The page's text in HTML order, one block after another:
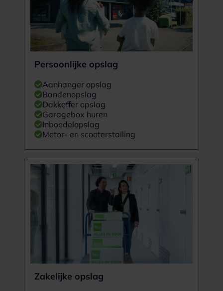
Persoonlijke opslag
Aanhanger opslag
Bandenopslag
Dakkoffer opslag
Garagebox huren
Inboedelopslag
Motor- en scooterstalling
Zakelijke opslag